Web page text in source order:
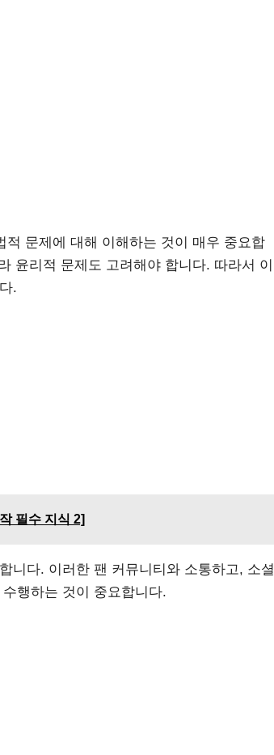
문제에 대해 이해하는 것이 매우 중요합
윤리적 문제도 고려해야 합니다. 따라서 이
.
필수 지식 2]
니다. 이러한 팬 커뮤니티와 소통하고, 소셜
행하는 것이 중요합니다.